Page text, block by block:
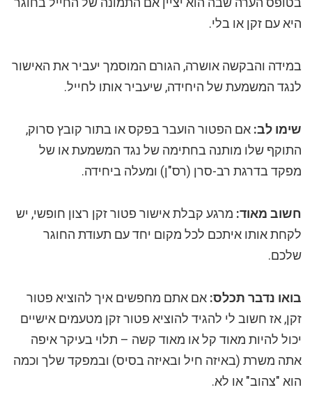
היא עם זקן או בלי.
במידה והבקשה אושרה, הגורם המוסמך יעביר את האישור
לנגד המשמעת של היחידה, שיעביר אותו לחייל.
שימו לב: אם הפטור הועבר בפקס או בתור קובץ סרוק,
התוקף שלו מותנה בחתימה של נגד המשמעת או של
מפקד בדרגת רב-סרן (רס"ן) ומעלה ביחידה.
חשוב מאוד: מרגע קבלת אישור פטור זקן רצון חופשי, יש
לקחת אותו איתכם לכל מקום יחד עם תעודת החוגר
שלכם.
בואו נדבר תכלס: אם אתם מחפשים איך להוציא פטור
זקן, אז חשוב לי להגיד להוציא פטור זקן מטעמים אישיים
יכול להיות מאוד קל או מאוד קשה – תלוי בעיקר איפה
אתה משרת (באיזה חיל ובאיזה בסיס) ובמפקד שלך וכמה
הוא "צהוב" או לא.